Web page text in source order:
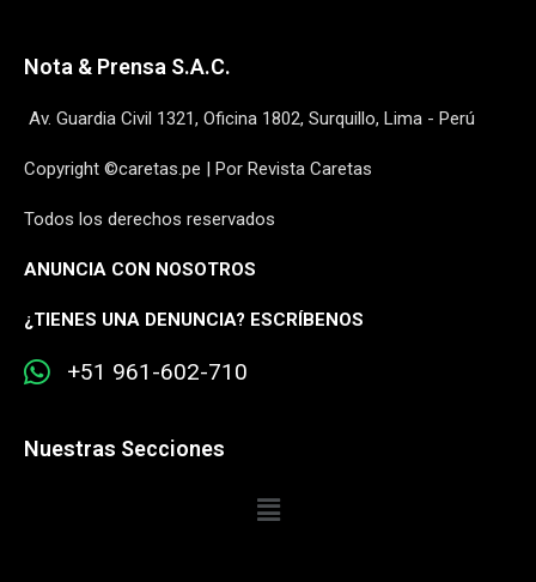
Nota & Prensa S.A.C.
Av. Guardia Civil 1321, Oficina 1802, Surquillo, Lima - Perú
Copyright ©caretas.pe | Por Revista Caretas
Todos los derechos reservados
ANUNCIA CON NOSOTROS
¿TIENES UNA DENUNCIA? ESCRÍBENOS
+51 961-602-710
Nuestras Secciones